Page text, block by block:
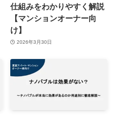
仕組みをわかりやすく解説
【マンションオーナー向
け】
2026年3月30日